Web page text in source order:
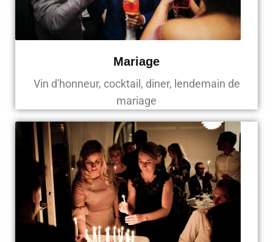
Mariage
Vin d'honneur, cocktail, diner, lendemain de
mariage